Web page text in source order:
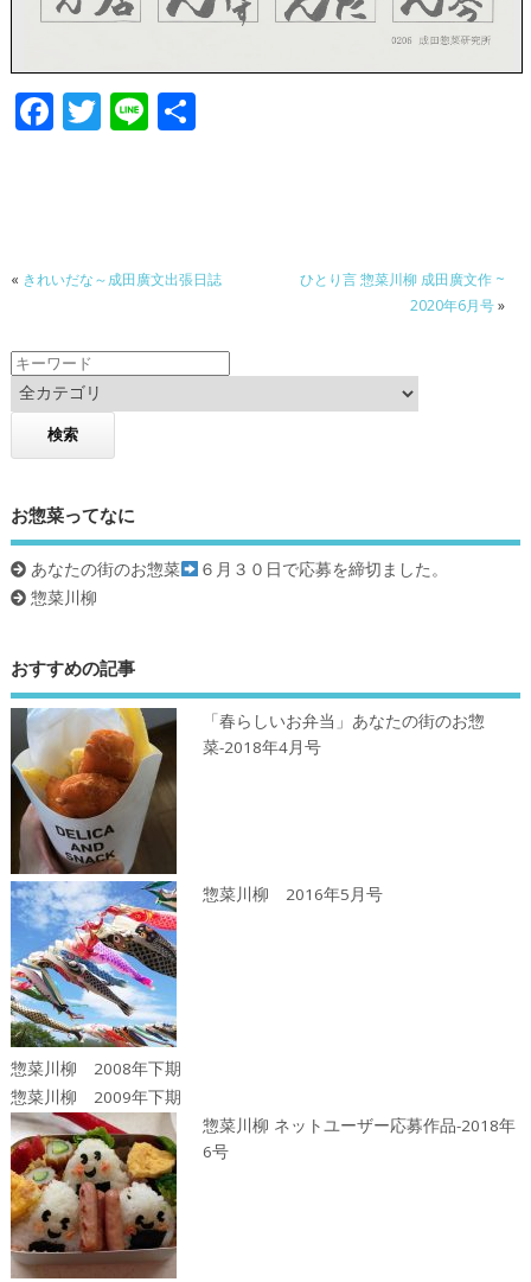
F
o
o
k
T Li 共
« きれいだな～成田廣文出張日誌
ひとり言 惣菜川柳 成田廣文作 ~
2020年6月号»
お惣菜ってなに
あなたの街のお惣菜
６月３０日で応募を締切ました。
惣菜川柳
おすすめの記事
「春らしいお弁当」あなたの街のお惣
菜-2018年4月号
惣菜川柳 2016年5月号
惣菜川柳 2008年下期
惣菜川柳 2009年下期
惣菜川柳 ネットユーザー応募作品-2018年
6号